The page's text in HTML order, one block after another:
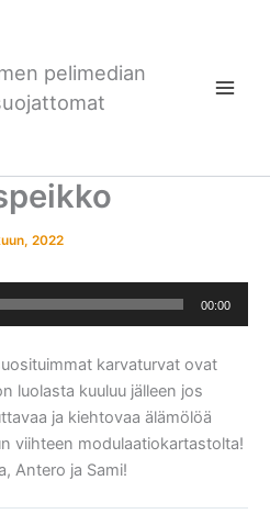
pelimedian
2022
00:00
karvaturvat ovat
luolasta kuuluu jälleen jos
ja kiehtovaa älämölöä
viihteen modulaatiokartastolta!
Antero ja Sami!